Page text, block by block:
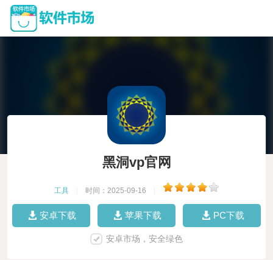
黑洞vp官网
工具 时间：2025-09-16
安卓下载 苹果下载 PC下载
安卓市场，安全绿色